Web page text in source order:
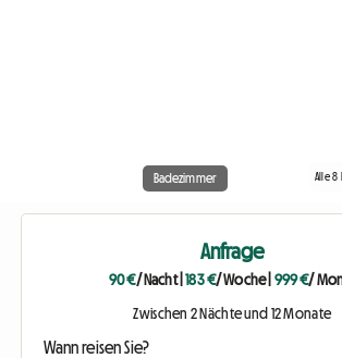
Badezimmer Alle 8
Anfrage
90 €/ Nacht|183 €/ Woche| 999 €/
Zwischen 2 Nächte und 12 Monate
Wann reisen Sie?